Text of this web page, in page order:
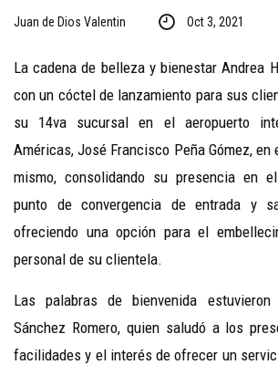
Juan de Dios Valentin Oct 3, 2021
La cadena de belleza y bienestar Andrea
con un cóctel de lanzamiento para sus
su 14va sucursal en el aeropuerto
Américas, José Francisco Peña Gómez, en
mismo, consolidando su presencia en
punto de convergencia de entrada y
ofreciendo una opción para el
personal de su clientela.
Las palabras de bienvenida
Sánchez Romero, quien saludó a los
facilidades y el interés de ofrecer un